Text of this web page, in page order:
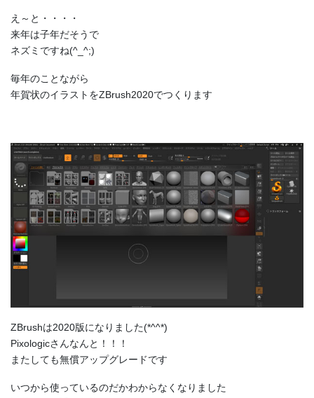
え～と・・・・
来年は子年だそうで
ネズミですね(^_^;)
毎年のことながら
年賀状のイラストをZBrush2020でつくります
ZBrushは2020版になりました(*^^*)
Pixologicさんなんと！！！
またしても無償アップグレードです
いつから使っているのだかわからなくなりました